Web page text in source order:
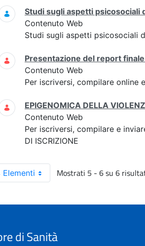
Studi sugli aspetti psicosociali
Contenuto Web
Studi sugli aspetti psicosociali
Presentazione del report
Contenuto Web
Per iscriversi, compilare online
EPIGENOMICA DELLA
Contenuto Web
Per iscriversi, compilare e
DI ISCRIZIONE
Elementi Mostrati 5 - 6 su 6
di Sanità